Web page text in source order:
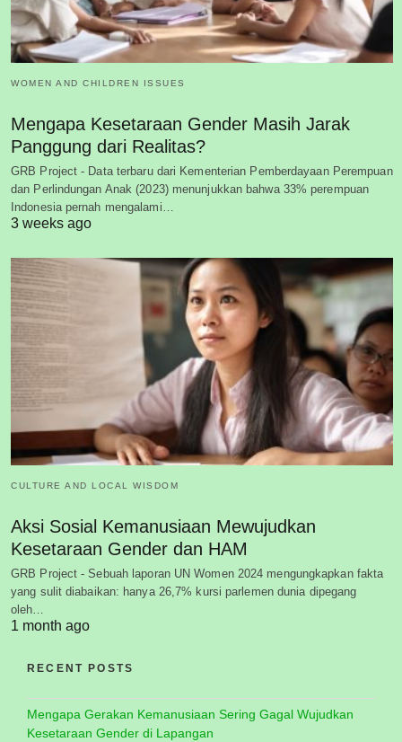
WOMEN AND CHILDREN ISSUES
Mengapa Kesetaraan Gender Masih Jarak
Panggung dari Realitas?
GRB Project - Data terbaru dari Kementerian Pemberdayaan Perempuan
dan Perlindungan Anak (2023) menunjukkan bahwa 33% perempuan
Indonesia pernah mengalami…
3 weeks ago
CULTURE AND LOCAL WISDOM
Aksi Sosial Kemanusiaan Mewujudkan
Kesetaraan Gender dan HAM
GRB Project - Sebuah laporan UN Women 2024 mengungkapkan fakta
yang sulit diabaikan: hanya 26,7% kursi parlemen dunia dipegang
oleh…
1 month ago
RECENT POSTS
Mengapa Gerakan Kemanusiaan Sering Gagal Wujudkan
Kesetaraan Gender di Lapangan